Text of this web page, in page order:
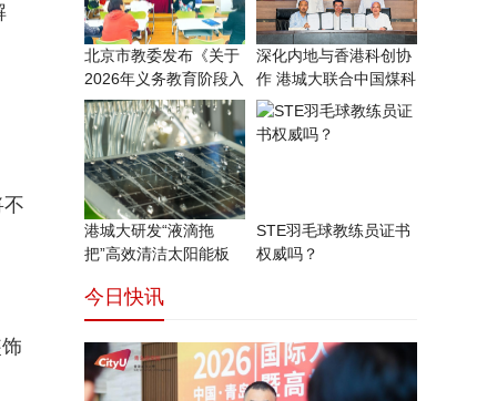
北京市教委发布《关于
2026年义务教育阶段入
深化内地与香港科创协
作 港城大联合中国煤科
推
港城大研发“液滴拖
把”高效清洁太阳能板
STE羽毛球教练员证书
权威吗？
今日快讯